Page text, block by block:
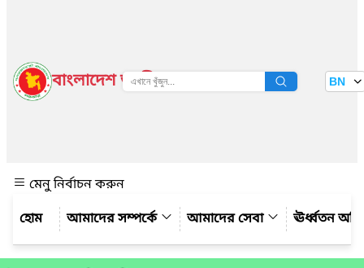
বাংলাদেশ জাতীয় তথ্য বাতায়ন BN
মেনু নির্বাচন করুন
আমাদের সম্পর্কে
আমাদের সেবা ঊর্ধ্বতন